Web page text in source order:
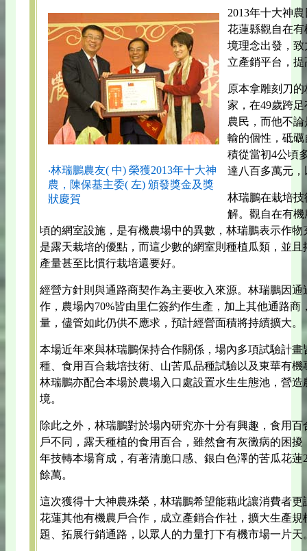
‧林瑞鵬農友( 中) 榮獲2013年十大神
農，陳保基主委( 左) 頒發獎金及獎
狀慶賀
2013年十大神
花蓮縣觀自在
境理念出發，
立產銷平台，
原本拿雕刻刀
家，在49歲跨
農民，而他不
輸的個性，砥
積從當初4公頃
達八百多萬元
林瑞鵬在栽培
解。觀自在有
頃的網室設施，是有機農場中的異數，林瑞鵬表示作
是露天栽培的優點，而這少數的網室則種植瓜類，並
產量甚至比慣行栽培還要好。
經營方針則與通路商契作為主要收入來源。林瑞鵬因
作，農場內70%皆由里仁簽約作生產，加上其他通路商
量，儘管如此仍供不應求，預計經營面積將持續擴大。
本場近年來與林瑞鵬保持合作關係，場內多項試驗計
種、食用百合栽培技術、山苦瓜品種試驗以及東華有
林瑞鵬亦配合本場於農場入口處設置水生生態池，營
境。
除此之外，林瑞鵬對於場內研究亦十分有興趣，食用
戶不同，露天種植的食用百合，雖然會有灰黴病的困
年技轉本場育成，有著清脆口感、銀白色澤的苦瓜花蓮
餘萬。
這次獲得十大神農殊榮，林瑞鵬希望能藉此讓消費者
花蓮其他有機農戶合作，成立產銷合作社，擴大生產
題、拓展行銷通路，以眾人的力量打下有機市場一片天